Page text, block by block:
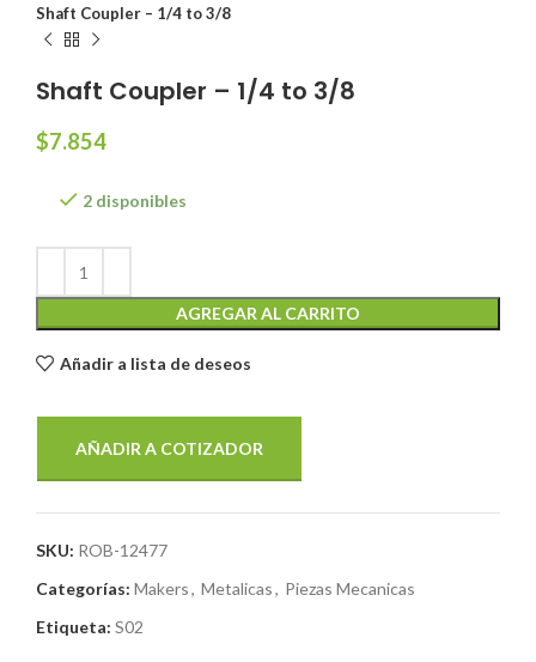
Shaft Coupler – 1/4 to 3/8
Shaft Coupler – 1/4 to 3/8
$7.854
2 disponibles
AGREGAR AL CARRITO
Añadir a lista de deseos
AÑADIR A COTIZADOR
SKU: ROB-12477
Categorías: Makers, Metalicas, Piezas Mecanicas
Etiqueta: S02